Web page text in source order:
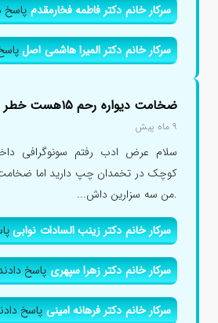
سرکار خانم دکتر فاطمه فخارمقدمپاسخ
سرکار خانم دکتر المیرا هاشمی اصل
ضخامت دیواره رحم ۱۵هست خطر ناک هست؟
۹ ماه پیش
سلام عرض ادب رفتم سونوگرافی
.من سه سزارین داش...
سرکار خانم دکتر زینب السادات نوابی
سرکار خانم دکتر زهرا سپهریپاسخ
سرکار خانم دکتر فرهانه امینیپاسخ